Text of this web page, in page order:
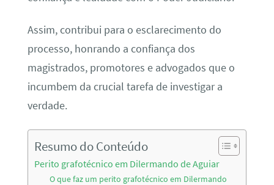
Assim, contribui para o esclarecimento do
processo, honrando a confiança dos
magistrados, promotores e advogados que o
incumbem da crucial tarefa de investigar a
verdade.
Resumo do Conteúdo
Perito grafotécnico em Dilermando de Aguiar
O que faz um perito grafotécnico em Dilermando